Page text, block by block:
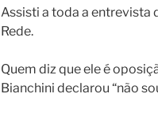
Assisti a toda a entrevista
Rede.
Quem diz que ele é
Bianchini declarou “não